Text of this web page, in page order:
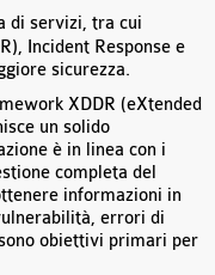
di servizi, tra cui
Incident Response e
sicurezza.
XDDR (eXtended
un solido
è in linea con i
completa del
informazioni in
errori di
obiettivi primari per